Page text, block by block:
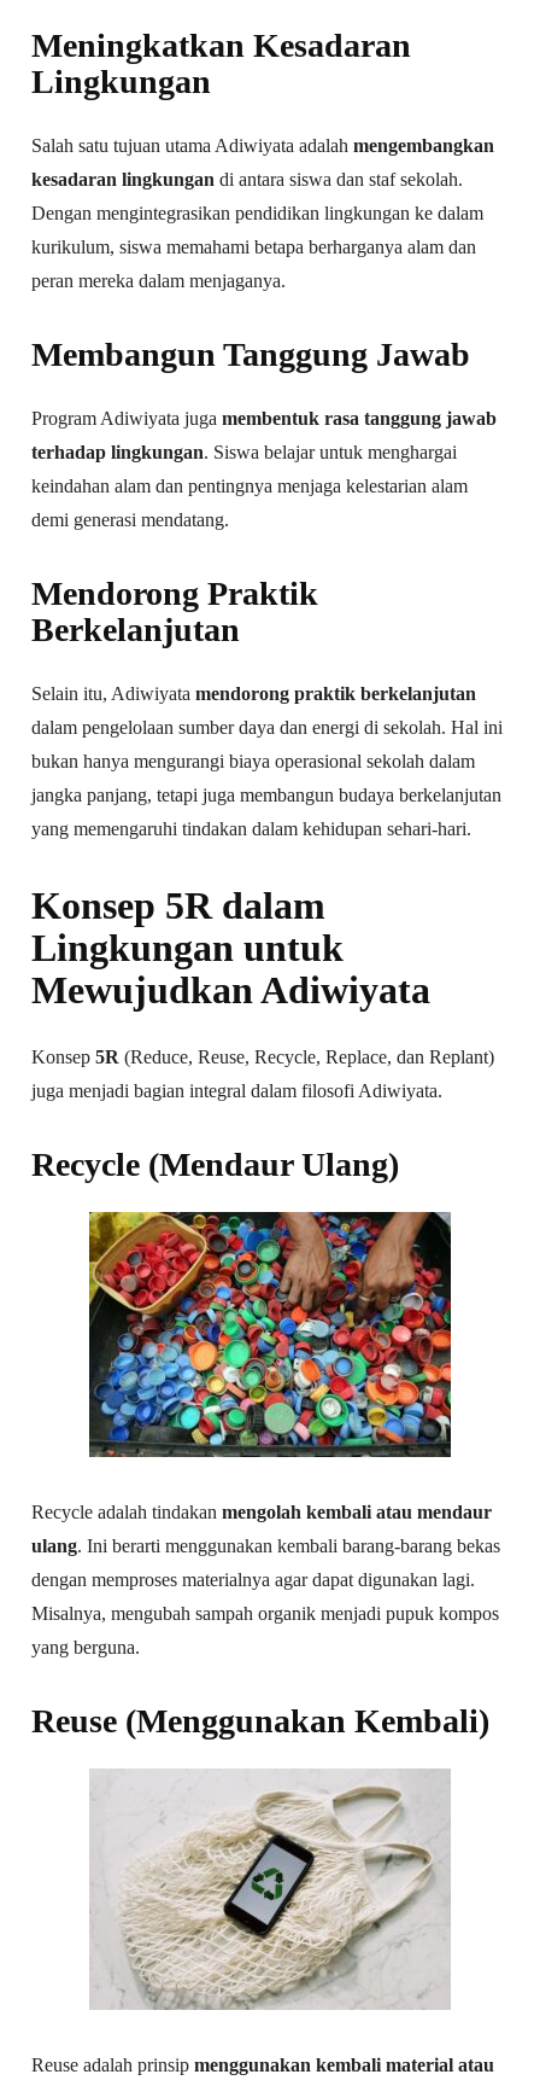
Meningkatkan Kesadaran
Lingkungan
Salah satu tujuan utama Adiwiyata adalahmengembangkan
kesadaran lingkungan di antara siswa dan staf sekolah.
Dengan mengintegrasikan pendidikan lingkungan ke dalam
kurikulum, siswa memahami betapa berharganya alam dan
peran mereka dalam menjaganya.
Membangun Tanggung Jawab
Program Adiwiyata jugamembentuk rasa tanggung jawab
terhadap lingkungan. Siswa belajar untuk menghargai
keindahan alam dan pentingnya menjaga kelestarian alam
demi generasi mendatang.
Mendorong Praktik
Berkelanjutan
Selain itu, Adiwiyatamendorong praktik berkelanjutan
dalam pengelolaan sumber daya dan energi di sekolah. Hal ini
bukan hanya mengurangi biaya operasional sekolah dalam
jangka panjang, tetapi juga membangun budaya berkelanjutan
yang memengaruhi tindakan dalam kehidupan sehari-hari.
Konsep 5R dalam
Lingkungan untuk
Mewujudkan Adiwiyata
Konsep5R (Reduce, Reuse, Recycle, Replace, dan Replant)
juga menjadi bagian integral dalam filosofi Adiwiyata.
Recycle (Mendaur Ulang)
Recycle adalah tindakanmengolah kembali atau mendaur
ulang. Ini berarti menggunakan kembali barang-barang bekas
dengan memproses materialnya agar dapat digunakan lagi.
Misalnya, mengubah sampah organik menjadi pupuk kompos
yang berguna.
Reuse (Menggunakan Kembali)
Reuse adalah prinsipmenggunakan kembali material atau